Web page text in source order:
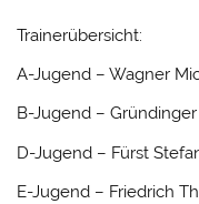
Trainerübersicht:
A-Jugend – Wagner
B-Jugend –
D-Jugend – Fürst
E-Jugend – Friedrich